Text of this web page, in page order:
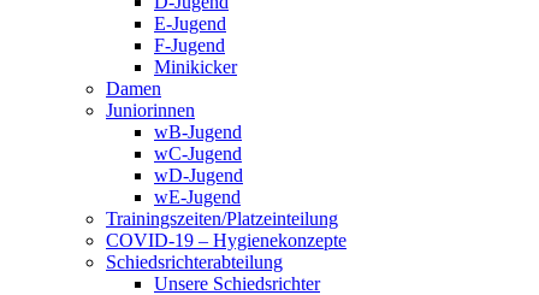
E-Jugend
F-Jugend
Minikicker
Damen
Juniorinnen
wB-Jugend
wC-Jugend
wD-Jugend
wE-Jugend
Trainingszeiten/Platzeinteilung
COVID-19 – Hygienekonzepte
Schiedsrichterabteilung
Unsere Schiedsrichter